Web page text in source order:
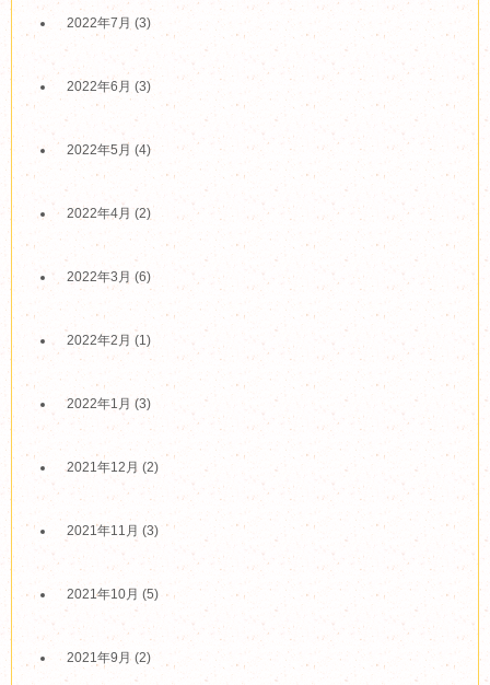
2022年7月 (3)
2022年6月 (3)
2022年5月 (4)
2022年4月 (2)
2022年3月 (6)
2022年2月 (1)
2022年1月 (3)
2021年12月 (2)
2021年11月 (3)
2021年10月 (5)
2021年9月 (2)